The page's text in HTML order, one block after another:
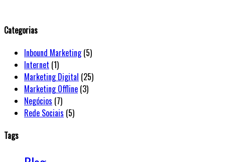
Categorias
Inbound Marketing(5)
Internet (1)
Marketing Digital (25)
Marketing Offline (3)
Negócios (7)
Rede Sociais (5)
Tags